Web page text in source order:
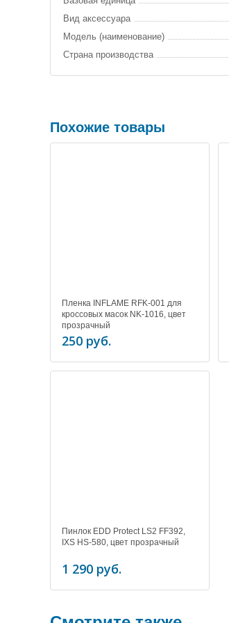
Вид аксессуара
Модель (наименование)
Страна производства
Похожие товары
Пленка INFLAME RFK-001 для
кроссовых масок NK-1016, цвет
прозрачный
250 руб.
Пинлок EDD Protect LS2 FF392,
IXS HS-580, цвет прозрачный
1 290 руб.